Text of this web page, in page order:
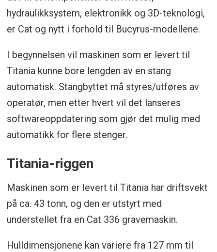
hydraulikksystem, elektronikk og 3D-teknologi,
er Cat og nytt i forhold til Bucyrus-modellene.
I begynnelsen vil maskinen som er levert til
Titania kunne bore lengden av en stang
automatisk. Stangbyttet må styres/utføres av
operatør, men etter hvert vil det lanseres
softwareoppdatering som gjør det mulig med
automatikk for flere stenger.
Titania-riggen
Maskinen som er levert til Titania har driftsvekt
på ca. 43 tonn, og den er utstyrt med
understellet fra en Cat 336 gravemaskin.
Hulldimensjonene kan variere fra 127 mm til